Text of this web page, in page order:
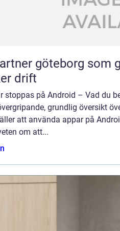
göteborg som
drift
stoppas på Android – Vad du
grundlig översikt
att använda appar på
om att...